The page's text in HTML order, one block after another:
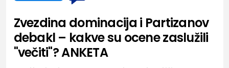
Zvezdina dominacija i Partizanov
debakl – kakve su ocene zaslužili
"večiti"? ANKETA